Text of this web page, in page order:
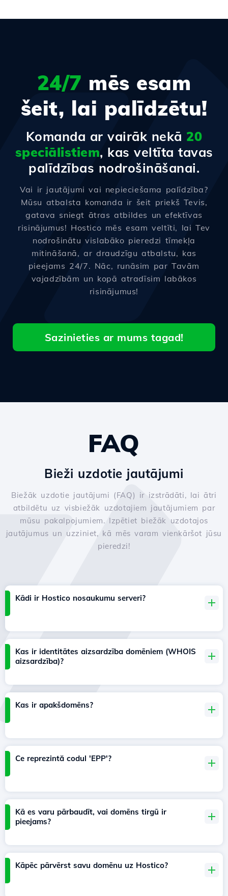
24/7 mēs esam
šeit, lai palīdzētu!
Komanda ar vairāk nekā 20
speciālistiem, kas veltīta tavas
palīdzības nodrošināšanai.
Vai ir jautājumi vai nepieciešama palīdzība?
Mūsu atbalsta komanda ir šeit priekš Tevis,
gatava sniegt ātras atbildes un efektīvas
risinājumus! Hostico mēs esam veltīti, lai Tev
nodrošinātu vislabāko pieredzi tīmekļa
mitināšanā, ar draudzīgu atbalstu, kas
pieejams 24/7. Nāc, runāsim par Tavām
vajadzībām un kopā atradīsim labākos
risinājumus!
Sazinieties ar mums tagad!
FAQ
Bieži uzdotie jautājumi
Biežāk uzdotie jautājumi (FAQ) ir izstrādāti, lai ātri
atbildētu uz visbiežāk uzdotajiem jautājumiem par
mūsu pakalpojumiem. Izpētiet biežāk uzdotajos
jautājumus un uzziniet, kā mēs varam vienkāršot jūsu
pieredzi!
Kādi ir Hostico nosaukumu serveri?
Kas ir identitātes aizsardzība domēniem (WHOIS
aizsardzība)?
Kas ir apakšdomēns?
Ce reprezintă codul 'EPP'?
Kā es varu pārbaudīt, vai domēns tirgū ir
pieejams?
Kāpēc pārvērst savu domēnu uz Hostico?